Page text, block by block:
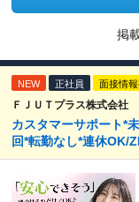
掲
NEW 正社員 面接情
ＦＪＵＴプラス株式会社
カスタマーサポート*
回*転勤なし*連休OK/